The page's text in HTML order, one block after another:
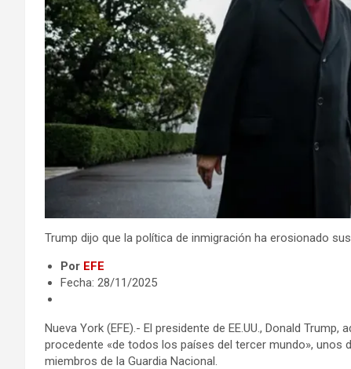
Trump dijo que la política de inmigración ha erosionado
Por EFE
Fecha: 28/11/2025
Nueva York (EFE).- El presidente de EE.UU., Donald
procedente «de todos los países del tercer mundo», unos
miembros de la Guardia Nacional.